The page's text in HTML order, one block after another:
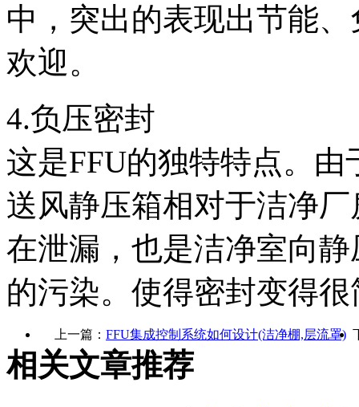
中，突出的表现出节能
欢迎。
4.负压密封
这是FFU的独特特点。
送风静压箱相对于洁净
在泄漏，也是洁净室向
的污染。使得密封变得
上一篇： FFU集成控制系统如何设计(洁净棚,层流罩)
相关文章推荐